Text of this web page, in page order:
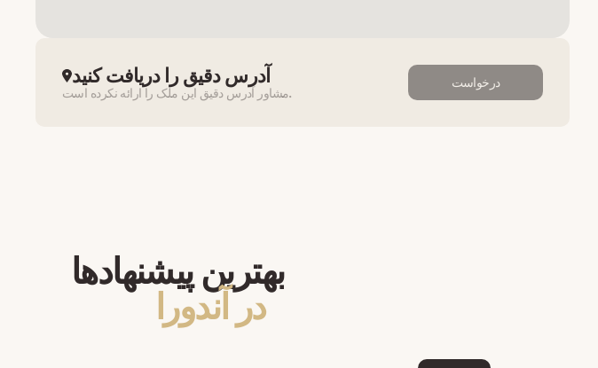
آدرس دقیق را دریافت کنید
مشاور آدرس دقیق این ملک را ارائه نکرده است.
درخواست
بهترین پیشنهادها
در آندورا